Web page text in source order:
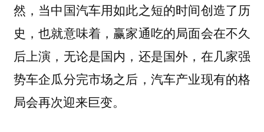
然，当中国汽车用如此之短的时间创造了历
史，也就意味着，赢家通吃的局面会在不久
后上演，无论是国内，还是国外，在几家强
势车企瓜分完市场之后，汽车产业现有的格
局会再次迎来巨变。